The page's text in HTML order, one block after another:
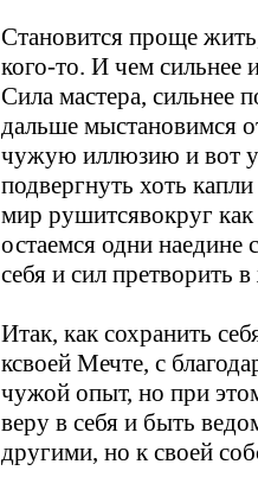
Становится проще
кого-то. И чем сильнее
Сила мастера, сильнее
дальше мыстановимся
чужую иллюзию и вот
подвергнуть хоть
мир рушитсявокруг
остаемся одни наедине
себя и сил претворить
Итак, как сохранить
ксвоей Мечте, с
чужой опыт, но при
веру в себя и быть
другими, но к своей